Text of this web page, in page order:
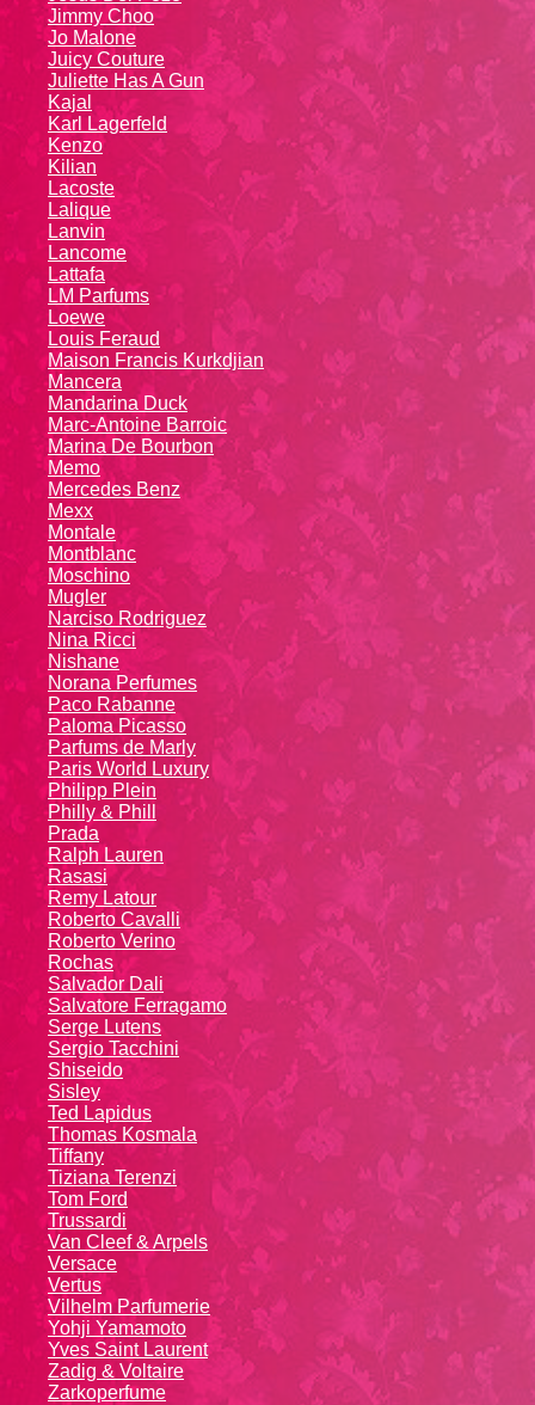
Jimmy Choo
Jo Malone
Juicy Couture
Juliette Has A Gun
Kajal
Karl Lagerfeld
Kenzo
Kiliаn
Lacoste
Lalique
Lanvin
Lanсоmе
Lattafa
LM Parfums
Loewe
Louis Feraud
Maison Francis Kurkdjian
Mancera
Mandarina Duck
Marc-Antoine Barroic
Marina De Bourbon
Memo
Mercedes Benz
Mexx
Montale
Montblanc
Moschino
Mugler
Narciso Rodriguez
Nina Ricci
Nishane
Norana Perfumes
Paco Rabanne
Paloma Picasso
Parfums de Marly
Paris World Luxury
Philipp Plein
Philly & Phill
Prada
Ralph Lauren
Rasasi
Remy Latour
Roberto Cavalli
Roberto Verino
Rochas
Salvador Dali
Salvatore Ferragamo
Serge Lutens
Sergio Tacchini
Shiseido
Sisley
Ted Lapidus
Thomas Kosmala
Tiffany
Tiziana Terenzi
Tom Ford
Trussardi
Van Cleef & Arpels
Versace
Vertus
Vilhelm Parfumerie
Yohji Yamamoto
Yvеs Sаint Lаurеnt
Zadig & Voltaire
Zarkoperfume